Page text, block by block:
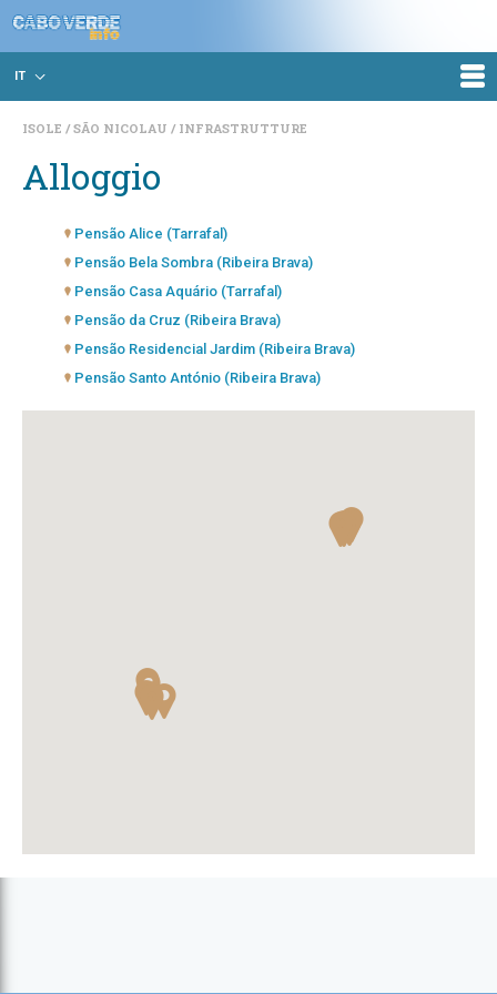
IT
ISOLE SÃO NICOLAU INFRASTRUTTURE
Alloggio
Pensão Alice (Tarrafal)
Pensão Bela Sombra (Ribeira Brava)
Pensão Casa Aquário (Tarrafal)
Pensão da Cruz (Ribeira Brava)
Pensão Residencial Jardim (Ribeira Brava)
Pensão Santo António (Ribeira Brava)
Residencial Baltic (Tarrafal)